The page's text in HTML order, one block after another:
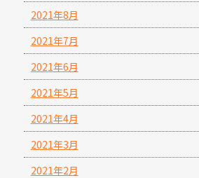
2021年8月
2021年7月
2021年6月
2021年5月
2021年4月
2021年3月
2021年2月